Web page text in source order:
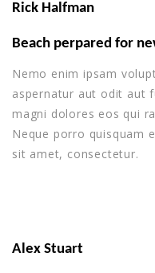
Rick Halfman
Beach perpared for
Nemo enim ipsam
aspernatur aut odit aut
magni dolores eos qui
Neque porro quisquam
sit amet, consectetur.
Alex Stuart